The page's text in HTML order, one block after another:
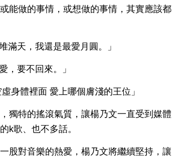
能做的事情，或想做的事情，其實應該都
滿天，我還是最愛月圓。」
，要不回來。」
身體裡面 愛上哪個膚淺的王位」
獨特的搖滾氣質，讓楊乃文一直受到媒體
k歌、也不多話。
股對音樂的熱愛，楊乃文將繼續堅持，讓